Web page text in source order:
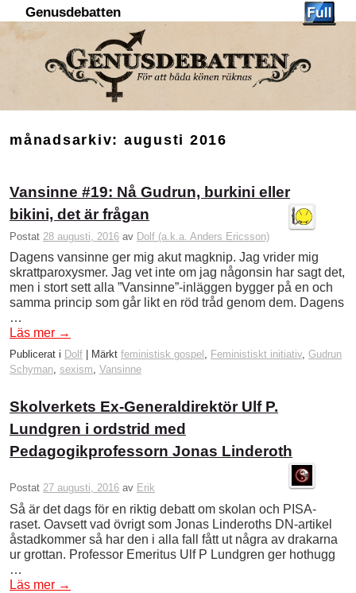
Genusdebatten
månadsarkiv: augusti 2016
Vansinne #19: Nå Gudrun, burkini eller
bikini, det är frågan
Postat 28 augusti, 2016 av Dolf (a.k.a. Anders Ericsson)
Dagens vansinne ger mig akut magknip. Jag vrider mig
skrattparoxysmer. Jag vet inte om jag någonsin har sagt det,
men i stort sett alla ”Vansinne”-inläggen bygger på en och
samma princip som går likt en röd tråd genom dem. Dagens
…
Läs mer →
Publicerat i Dolf Märkt feministisk gospel , Feministiskt initiativ, Gudrun
Schyman, sexism, Vansinne
Skolverkets Ex-Generaldirektör Ulf P.
Lundgren i ordstrid med
Pedagogikprofessorn Jonas Linderoth
Postat 27 augusti, 2016 av Erik
Så är det dags för en riktig debatt om skolan och PISA-
raset. Oavsett vad övrigt som Jonas Linderoths DN-artikel
åstadkommer så har den i alla fall fått ut några av drakarna
ur grottan. Professor Emeritus Ulf P Lundgren ger hothugg
…
Läs mer →